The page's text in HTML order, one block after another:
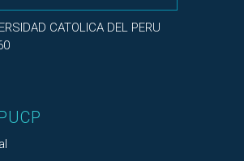
CATOLICA DEL PERU